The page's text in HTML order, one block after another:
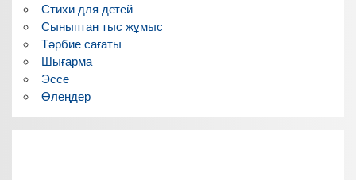
Стихи для детей
Сыныптан тыс жұмыс
Тәрбие сағаты
Шығарма
Эссе
Өлеңдер